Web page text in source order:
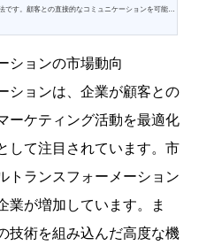
です。顧客との直接的なコミュニケーションを可能に
ティング戦略にメールを組み込んでいます。これによ
し、売上を向上させることができるのです。メールマ
マーケティングとは、電子メ...
ションの市場動向
ションは、企業が顧客との
ーケティング活動を最適化
して注目されています。市
トランスフォーメーション
業が増加しています。ま
技術を組み込んだ高度な機